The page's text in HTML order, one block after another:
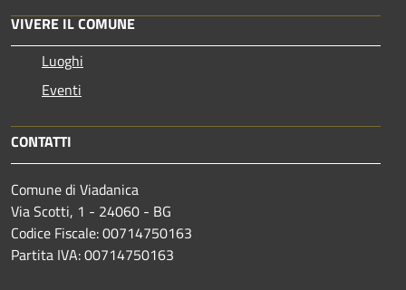
VIVERE IL COMUNE
Luoghi
Eventi
CONTATTI
Comune di Viadanica
Via Scotti, 1 - 24060 - BG
Codice Fiscale: 00714750163
Partita IVA: 00714750163